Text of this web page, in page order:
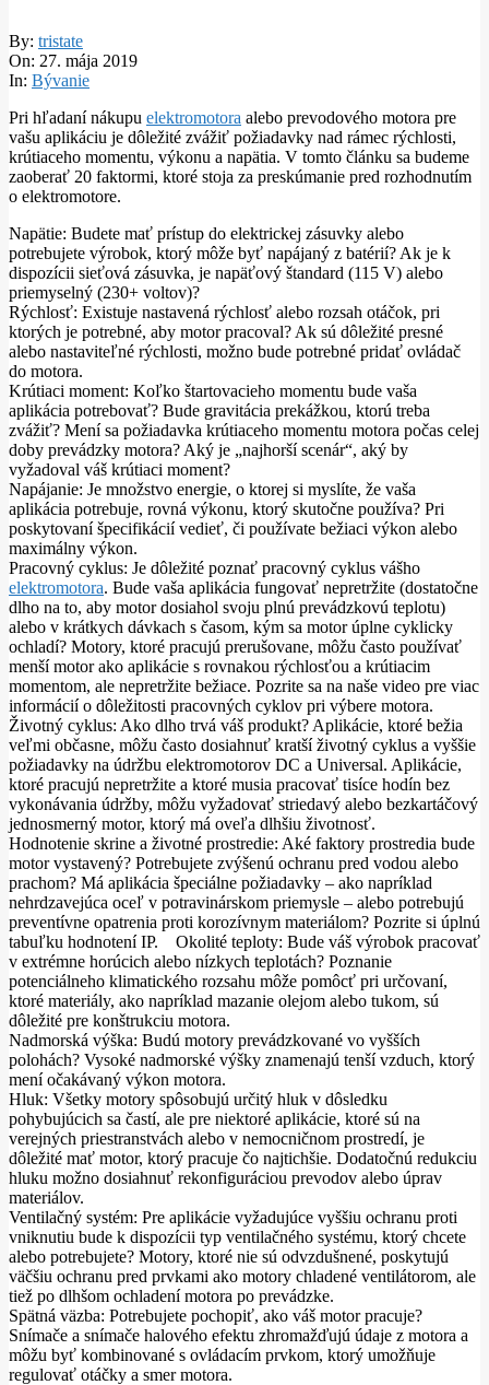
By: tristate
On: 27. mája 2019
In: Bývanie
Pri hľadaní nákupu elektromotora alebo prevodového motora pre
vašu aplikáciu je dôležité zvážiť požiadavky nad rámec rýchlosti,
krútiaceho momentu, výkonu a napätia. V tomto článku sa budeme
zaoberať 20 faktormi, ktoré stoja za preskúmanie pred rozhodnutím
o elektromotore.
Napätie: Budete mať prístup do elektrickej zásuvky alebo
potrebujete výrobok, ktorý môže byť napájaný z batérií? Ak je k
dispozícii sieťová zásuvka, je napäťový štandard (115 V) alebo
priemyselný (230+ voltov)?
Rýchlosť: Existuje nastavená rýchlosť alebo rozsah otáčok, pri
ktorých je potrebné, aby motor pracoval? Ak sú dôležité presné
alebo nastaviteľné rýchlosti, možno bude potrebné pridať ovládač
do motora.
Krútiaci moment: Koľko štartovacieho momentu bude vaša
aplikácia potrebovať? Bude gravitácia prekážkou, ktorú treba
zvážiť? Mení sa požiadavka krútiaceho momentu motora počas celej
doby prevádzky motora? Aký je „najhorší scenár“, aký by
vyžadoval váš krútiaci moment?
Napájanie: Je množstvo energie, o ktorej si myslíte, že vaša
aplikácia potrebuje, rovná výkonu, ktorý skutočne používa? Pri
poskytovaní špecifikácií vedieť, či používate bežiaci výkon alebo
maximálny výkon.
Pracovný cyklus: Je dôležité poznať pracovný cyklus vášho
elektromotora. Bude vaša aplikácia fungovať nepretržite (dostatočne
dlho na to, aby motor dosiahol svoju plnú prevádzkovú teplotu)
alebo v krátkych dávkach s časom, kým sa motor úplne cyklicky
ochladí? Motory, ktoré pracujú prerušovane, môžu často používať
menší motor ako aplikácie s rovnakou rýchlosťou a krútiacim
momentom, ale nepretržite bežiace. Pozrite sa na naše video pre viac
informácií o dôležitosti pracovných cyklov pri výbere motora.
Životný cyklus: Ako dlho trvá váš produkt? Aplikácie, ktoré bežia
veľmi občasne, môžu často dosiahnuť kratší životný cyklus a vyššie
požiadavky na údržbu elektromotorov DC a Universal. Aplikácie,
ktoré pracujú nepretržite a ktoré musia pracovať tisíce hodín bez
vykonávania údržby, môžu vyžadovať striedavý alebo bezkartáčový
jednosmerný motor, ktorý má oveľa dlhšiu životnosť.
Hodnotenie skrine a životné prostredie: Aké faktory prostredia bude
motor vystavený? Potrebujete zvýšenú ochranu pred vodou alebo
prachom? Má aplikácia špeciálne požiadavky – ako napríklad
nehrdzavejúca oceľ v potravinárskom priemysle – alebo potrebujú
preventívne opatrenia proti korozívnym materiálom? Pozrite si úplnú
tabuľku hodnotení IP. Okolité teploty: Bude váš výrobok pracovať
v extrémne horúcich alebo nízkych teplotách? Poznanie
potenciálneho klimatického rozsahu môže pomôcť pri určovaní,
ktoré materiály, ako napríklad mazanie olejom alebo tukom, sú
dôležité pre konštrukciu motora.
Nadmorská výška: Budú motory prevádzkované vo vyšších
polohách? Vysoké nadmorské výšky znamenajú tenší vzduch, ktorý
mení očakávaný výkon motora.
Hluk: Všetky motory spôsobujú určitý hluk v dôsledku
pohybujúcich sa častí, ale pre niektoré aplikácie, ktoré sú na
verejných priestranstvách alebo v nemocničnom prostredí, je
dôležité mať motor, ktorý pracuje čo najtichšie. Dodatočnú redukciu
hluku možno dosiahnuť rekonfiguráciou prevodov alebo úprav
materiálov.
Ventilačný systém: Pre aplikácie vyžadujúce vyššiu ochranu proti
vniknutiu bude k dispozícii typ ventilačného systému, ktorý chcete
alebo potrebujete? Motory, ktoré nie sú odvzdušnené, poskytujú
väčšiu ochranu pred prvkami ako motory chladené ventilátorom, ale
tiež po dlhšom ochladení motora po prevádzke.
Spätná väzba: Potrebujete pochopiť, ako váš motor pracuje?
Snímače a snímače halového efektu zhromažďujú údaje z motora a
môžu byť kombinované s ovládacím prvkom, ktorý umožňuje
regulovať otáčky a smer motora.